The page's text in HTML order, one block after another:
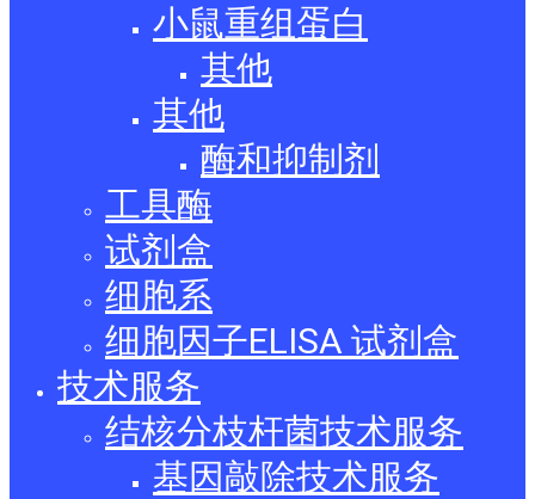
小鼠重组蛋白
其他
其他
酶和抑制剂
工具酶
试剂盒
细胞系
细胞因子ELISA 试剂盒
技术服务
结核分枝杆菌技术服务
基因敲除技术服务